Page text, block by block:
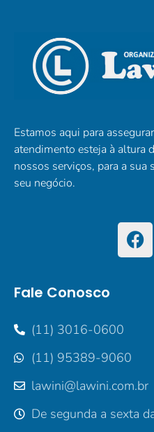
Estamos aqui para
atendimento esteja à altura
nossos serviços, para a sua
seu negócio.
Fale Conosco
(11) 3016-0600
(11) 95389-9060
lawini@lawini.com.br
De segunda a sexta